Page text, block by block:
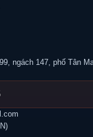
ngách 147, phố Tân